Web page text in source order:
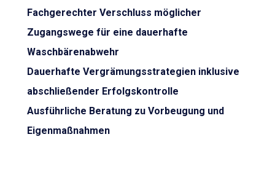
Fachgerechter Verschluss möglicher
Zugangswege für eine dauerhafte
Waschbärenabwehr
Dauerhafte Vergrämungsstrategien inklusive
abschließender Erfolgskontrolle
Ausführliche Beratung zu Vorbeugung und
Eigenmaßnahmen